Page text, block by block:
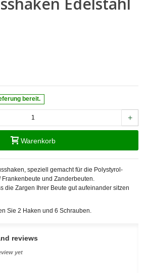
bereit.
+
Warenkorb
speziell gemacht für die Polystyrol-
Frankenbeute und Zanderbeuten.
die Zargen Ihrer Beute gut aufeinander sitzen
Sie 2 Haken und 6 Schrauben.
reviews
yet